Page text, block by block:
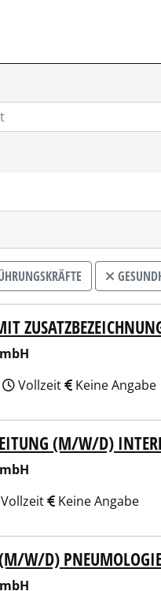
Vollzeit Keine Angabe
(M/W/D)
Vollzeit Keine Angabe
W/D)